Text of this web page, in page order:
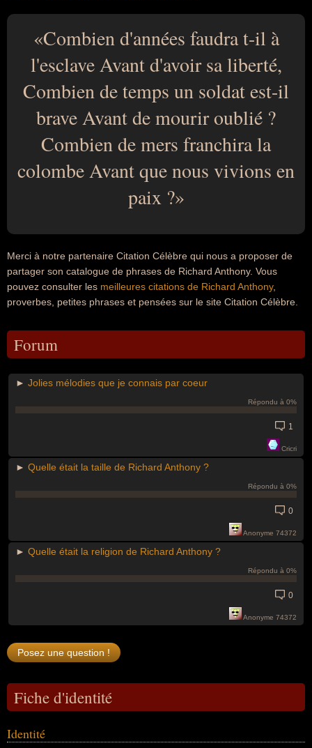
Combien d'années faudra t-il à
l'esclave Avant d'avoir sa liberté,
Combien de temps un soldat est-il
brave Avant de mourir oublié ?
Combien de mers franchira la
colombe Avant que nous vivions en
paix ?
Merci à notre partenaire Citation Célèbre qui nous a proposer de
partager son catalogue de phrases de Richard Anthony. Vous
pouvez consulter les meilleures citations de Richard Anthony,
proverbes, petites phrases et pensées sur le site Citation Célèbre.
Forum
► Jolies mélodies que je connais par coeur
Répondu à 0%
1
Cricri
► Quelle était la taille de Richard Anthony ?
Répondu à 0%
0
Anonyme 74372
► Quelle était la religion de Richard Anthony ?
Répondu à 0%
0
Anonyme 74372
Fiche d'identité
Identité